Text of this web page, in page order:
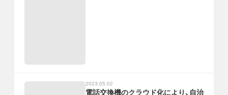
2023.05.02
電話交換機のクラウド化により、自治